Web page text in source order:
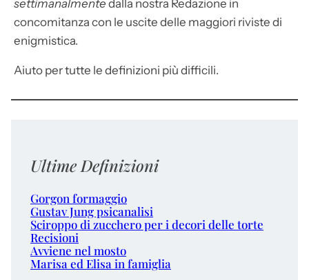
settimanalmente dalla nostra Redazione in
concomitanza con le uscite delle maggiori riviste di
enigmistica.
Aiuto per tutte le definizioni più difficili.
Ultime Definizioni
Gorgon formaggio
Gustav Jung psicanalisi
Sciroppo di zucchero per i decori delle torte
Recisioni
Avviene nel mosto
Marisa ed Elisa in famiglia